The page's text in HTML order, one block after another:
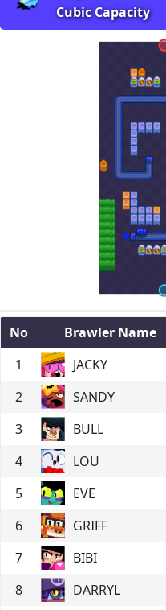
Cubic Capacity
No Brawler Name
1
JACKY
2
SANDY
3
BULL
4
LOU
5
EVE
6
GRIFF
7
BIBI
8
DARRYL